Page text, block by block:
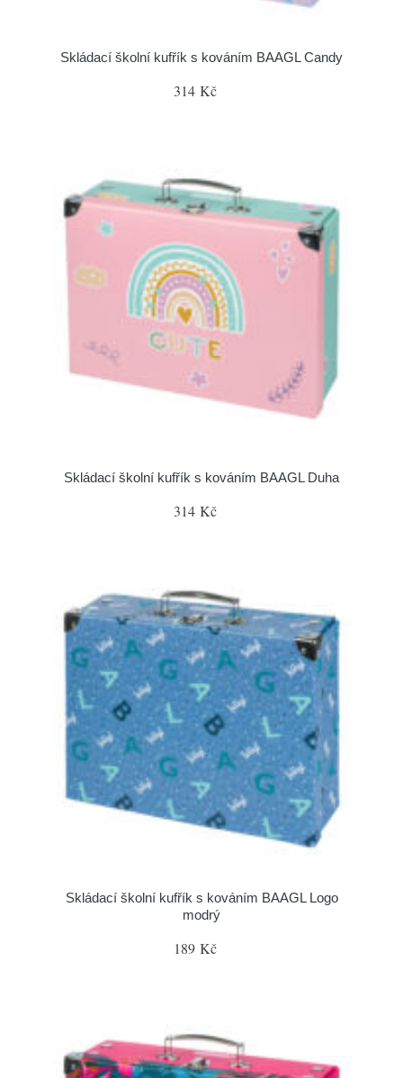
Skládací školní kufřík s kováním BAAGL Candy
314 Kč
Skládací školní kufřík s kováním BAAGL Duha
314 Kč
Skládací školní kufřík s kováním BAAGL Logo
modrý
189 Kč